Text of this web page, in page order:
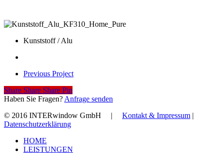
Kunststoff / Alu
Previous Project
Share
Share Share Share Pin
Haben Sie Fragen? Anfrage senden
© 2016 INTERwindow GmbH | Kontakt & Impressum |
Datenschutzerklärung
Close
Menu
HOME
LEISTUNGEN